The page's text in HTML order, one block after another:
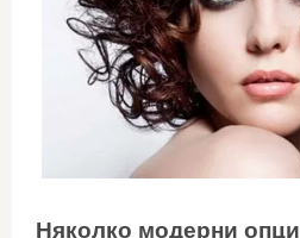
Няколко модерни